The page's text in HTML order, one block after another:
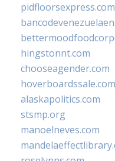
pidfloorsexpress.com
hingstonnt.com
chooseagender.com
hoverboardssale.com
alaskapolitics.com
stsmp.org
manoelneves.com